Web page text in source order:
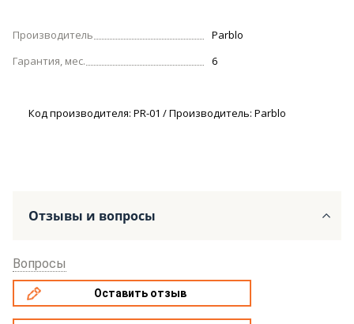
Производитель
Parblo
Гарантия, мес.
6
Код производителя: PR-01 / Производитель: Parblo
Отзывы и вопросы
Вопросы
Оставить отзыв